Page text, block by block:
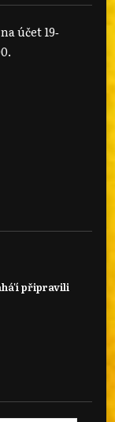
účet 19‐
připravili